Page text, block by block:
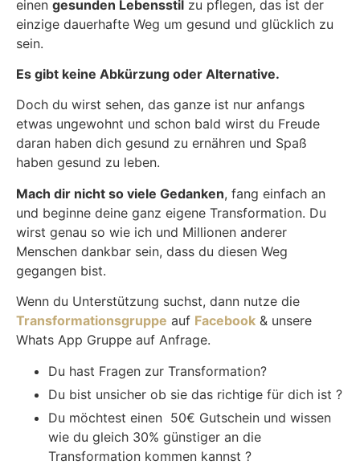
einen gesunden Lebensstil zu pflegen, das ist der
einzige dauerhafte Weg um gesund und glücklich zu
sein.
Es gibt keine Abkürzung oder Alternative.
Doch du wirst sehen, das ganze ist nur anfangs
etwas ungewohnt und schon bald wirst du Freude
daran haben dich gesund zu ernähren und Spaß
haben gesund zu leben.
Mach dir nicht so viele Gedanken, fang einfach an
und beginne deine ganz eigene Transformation. Du
wirst genau so wie ich und Millionen anderer
Menschen dankbar sein, dass du diesen Weg
gegangen bist.
Wenn du Unterstützung suchst, dann nutze die
Transformationsgruppe auf Facebook & unsere
Whats App Gruppe auf Anfrage.
Du hast Fragen zur Transformation?
Du bist unsicher ob sie das richtige für dich ist ?
Du möchtest einen 50€ Gutschein und wissen
wie du gleich 30% günstiger an die
Transformation kommen kannst ?